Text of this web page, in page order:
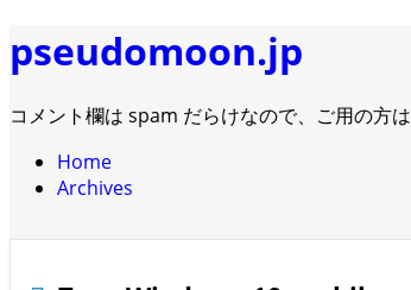
pseudomoon.jp
コメント欄は spam だらけなので、ご用の方
Home
Archives